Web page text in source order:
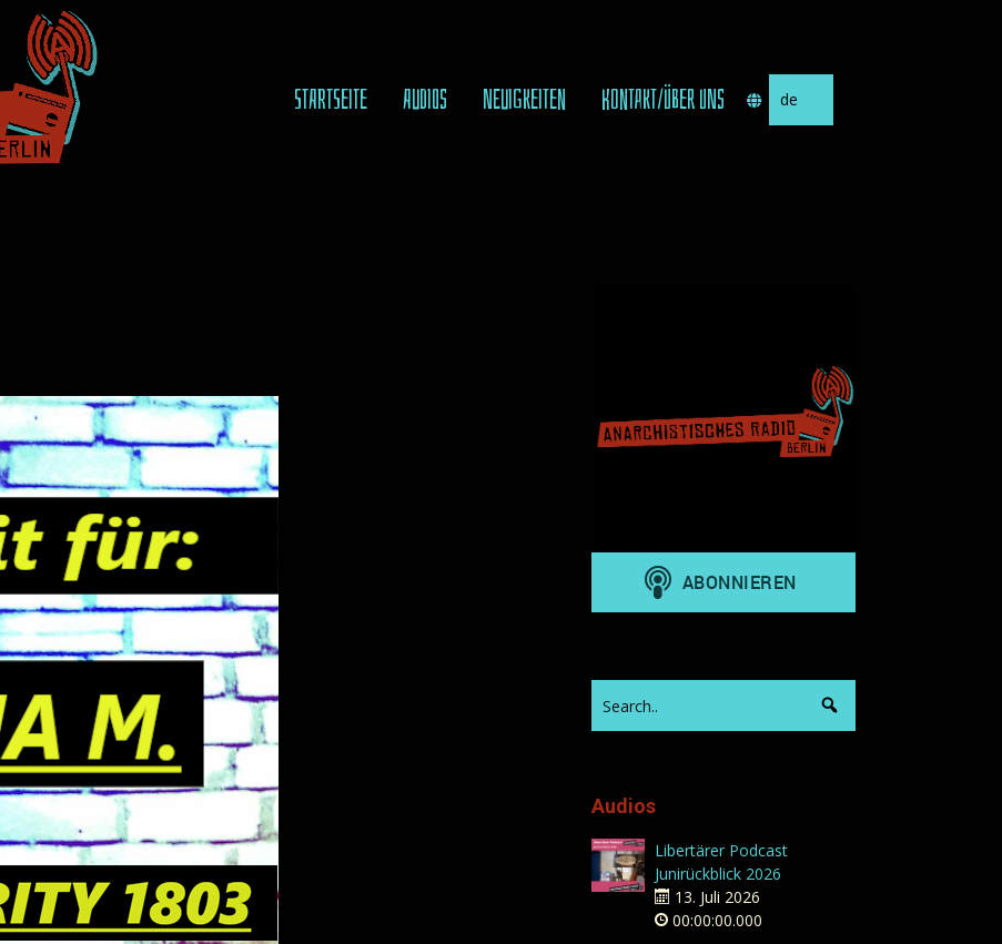
STARTSEITE AUDIOS NEUIGKEITEN KONTAKT/ÜBER UNS
auswählen
Audios
Libertärer Podcast
Junirückblick 2026
13. Juli 2026
00:00:00.000